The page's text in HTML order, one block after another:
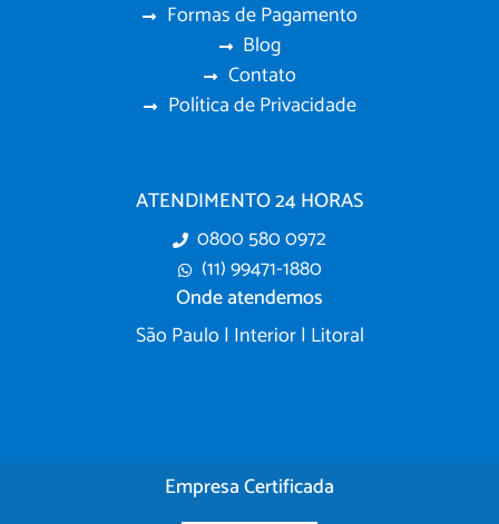
Formas de Pagamento
Blog
Contato
Política de Privacidade
ATENDIMENTO 24 HORAS
0800 580 0972
(11) 99471-1880
Onde atendemos
São Paulo | Interior | Litoral
Empresa Certificada